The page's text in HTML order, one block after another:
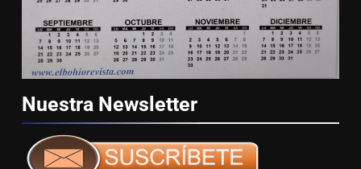
Nuestra Newsletter